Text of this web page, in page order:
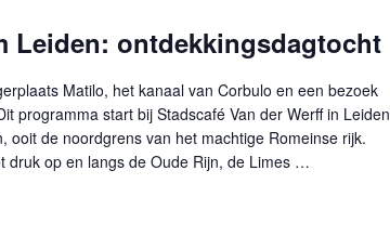
Leiden: ontdekkingsdagtocht
Matilo, het kanaal van Corbulo en een bezoek
programma start bij Stadscafé Van der Werff in Leiden
ooit de noordgrens van het machtige Romeinse rijk.
druk op en langs de Oude Rijn, de Limes …